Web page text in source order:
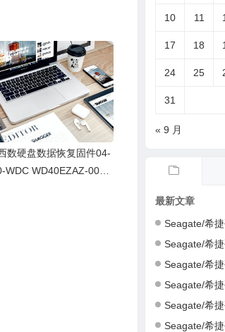
数硬盘数据恢复固件04-
WDC WD40EZAZ-00SF
10 11
17 18
24 25
31
« 9 月
最新文章
Seagate/希捷硬盘数据恢
Seagate/希捷硬盘数据恢复
Seagate/希捷硬盘数据恢复
Seagate/希捷硬盘数据恢复
Seagate/希捷硬盘数据恢复
Seagate/希捷硬盘数据恢复